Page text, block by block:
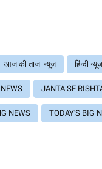
आज की ताजा न्यूज़ हिंन्दी न्यूज़
JANTA SE
NEWS TODAY'S BIG